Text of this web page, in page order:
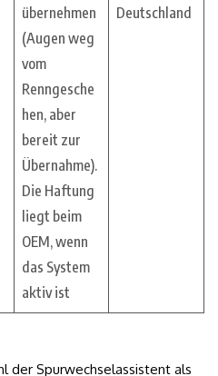
übernehmen
(Augen weg
vom
Renngesche
hen, aber
bereit zur
Übernahme).
Die Haftung
liegt beim
OEM, wenn
das System
aktiv ist
Deutschland
der Spurwechselassistent als